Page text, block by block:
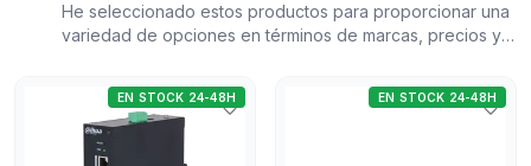
He seleccionado estos productos para proporcionar una
variedad de opciones en términos de marcas, precios y
(Dahua)' es ideal para entornos industriales por su
robustez y capacidades PoE. El 'Switch PoE de 8 puertos
Gigabit + 2 puertos Uplink (H3C)' ofrece una excelente
relación calidad-precio para redes medianas. El 'Switch
EN STOCK 24-48H EN STOCK 24-48H